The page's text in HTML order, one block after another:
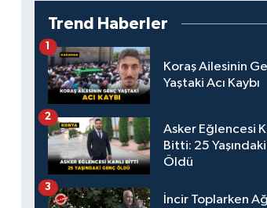
Trend Haberler
Koraş Ailesinin
Yaştaki Acı Kaybı
1
Asker Eğlencesi
Bitti: 25
Öldü
2
İncir Toplarken
3